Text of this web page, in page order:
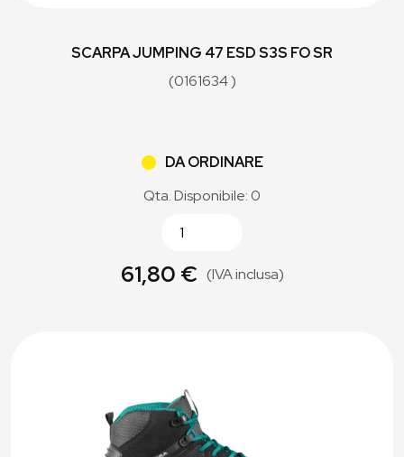
SCARPA JUMPING 47 ESD S3S FO SR
(0161634 )
DA ORDINARE
Qta. Disponibile: 0
61,80 € (IVA inclusa)